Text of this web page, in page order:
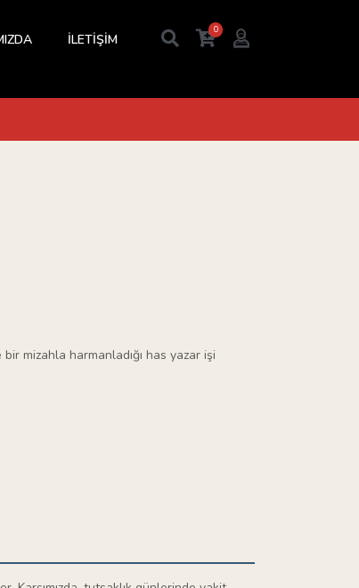
İLETİŞİM
0
mizahla harmanladığı has yazar işi